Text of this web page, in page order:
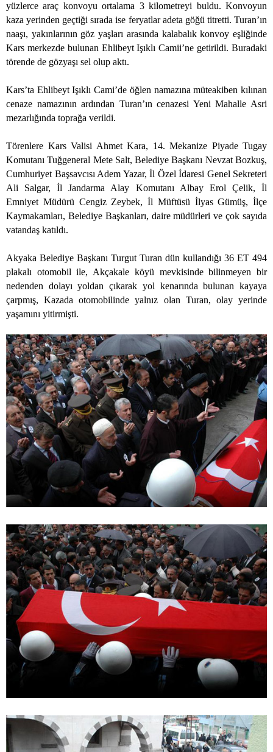
yüzlerce araç konvoyu ortalama 3 kilometreyi buldu. Konvoyun
kaza yerinden geçtiği sırada ise feryatlar adeta göğü titretti. Turan’ın
naaşı, yakınlarının göz yaşları arasında kalabalık konvoy eşliğinde
Kars merkezde bulunan Ehlibeyt Işıklı Camii’ne getirildi. Buradaki
törende de gözyaşı sel olup aktı.
Kars’ta Ehlibeyt Işıklı Cami’de öğlen namazına müteakiben kılınan
cenaze namazının ardından Turan’ın cenazesi Yeni Mahalle Asri
mezarlığında toprağa verildi.
Törenlere Kars Valisi Ahmet Kara, 14. Mekanize Piyade Tugay
Komutanı Tuğgeneral Mete Salt, Belediye Başkanı Nevzat Bozkuş,
Cumhuriyet Başsavcısı Adem Yazar, İl Özel İdaresi Genel Sekreteri
Ali Salgar, İl Jandarma Alay Komutanı Albay Erol Çelik, İl
Emniyet Müdürü Cengiz Zeybek, İl Müftüsü İlyas Gümüş, İlçe
Kaymakamları, Belediye Başkanları, daire müdürleri ve çok sayıda
vatandaş katıldı.
Akyaka Belediye Başkanı Turgut Turan dün kullandığı 36 ET 494
plakalı otomobil ile, Akçakale köyü mevkisinde bilinmeyen bir
nedenden dolayı yoldan çıkarak yol kenarında bulunan kayaya
çarpmış, Kazada otomobilinde yalnız olan Turan, olay yerinde
yaşamını yitirmişti.